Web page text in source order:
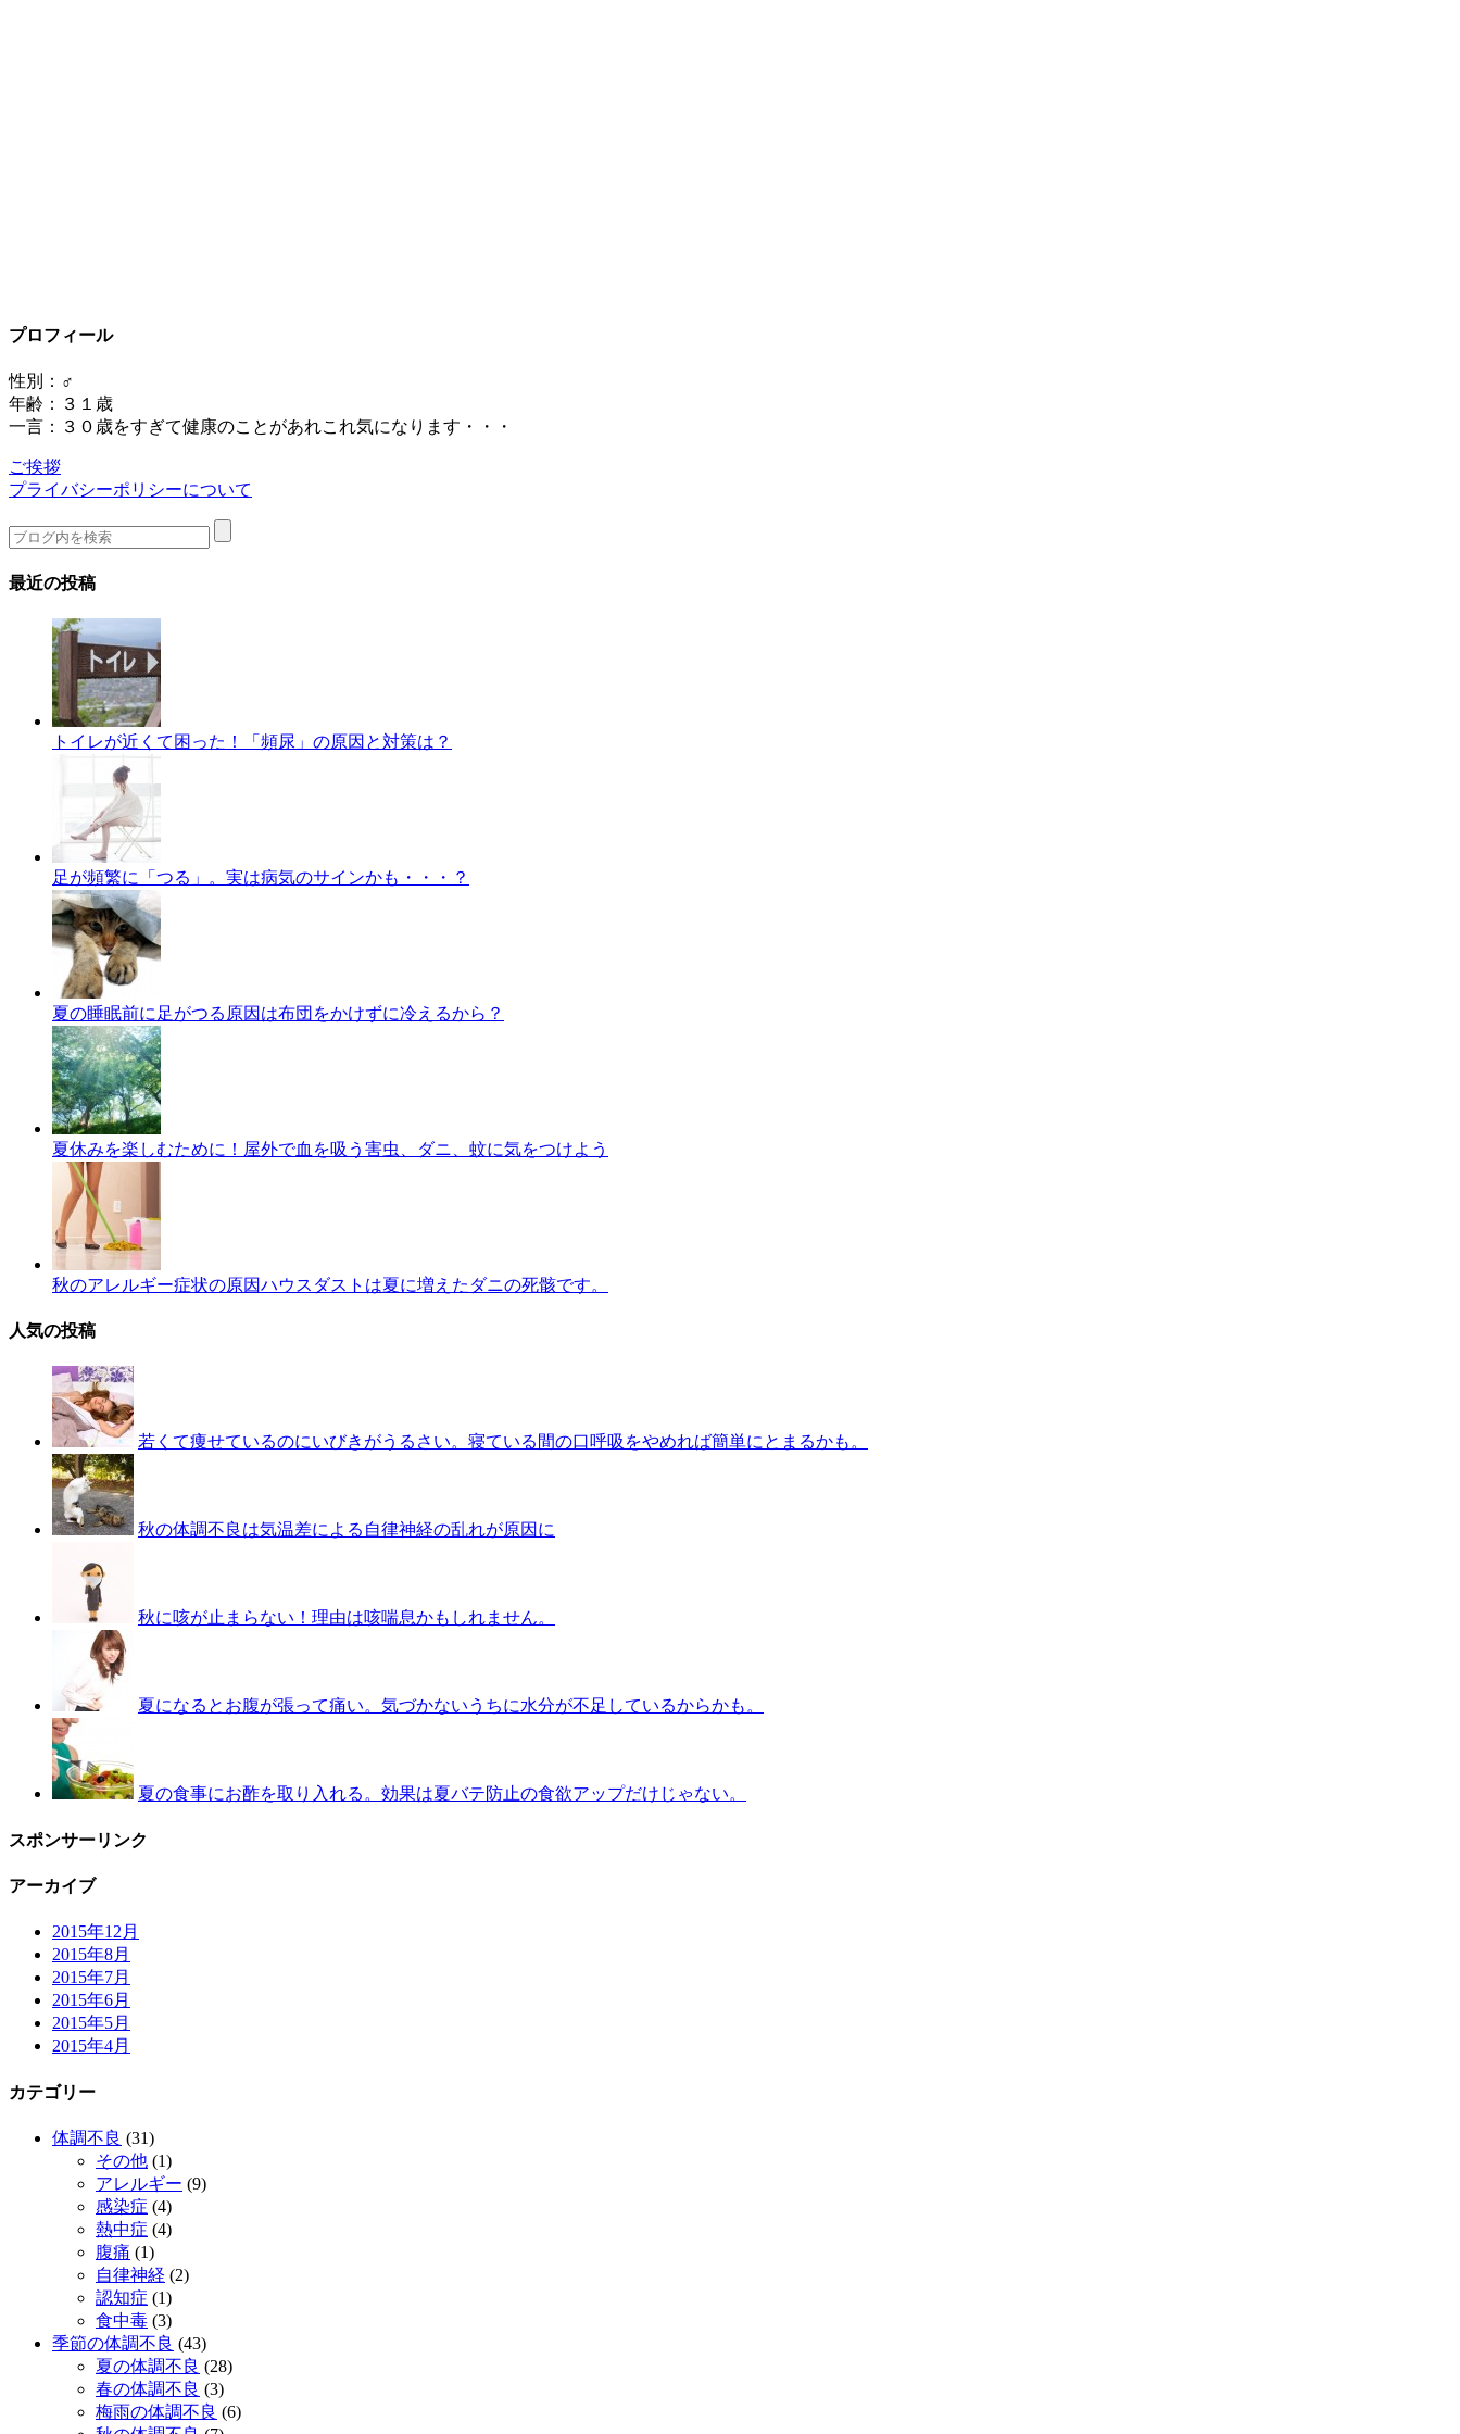
プロフィール
性別：♂
年齢：３１歳
一言：３０歳をすぎて健康のことがあれこれ気になります・・・
ご挨拶
プライバシーポリシーについて
最近の投稿
トイレが近くて困った！「頻尿」の原因と対策は？
足が頻繁に「つる」。実は病気のサインかも・・・？
夏の睡眠前に足がつる原因は布団をかけずに冷えるから？
夏休みを楽しむために！屋外で血を吸う害虫、ダニ、蚊に気をつけよう
秋のアレルギー症状の原因ハウスダストは夏に増えたダニの死骸です。
人気の投稿
若くて痩せているのにいびきがうるさい。寝ている間の口呼吸をやめれば簡単にとまるかも。
秋の体調不良は気温差による自律神経の乱れが原因に
秋に咳が止まらない！理由は咳喘息かもしれません。
夏になるとお腹が張って痛い。気づかないうちに水分が不足しているからかも。
夏の食事にお酢を取り入れる。効果は夏バテ防止の食欲アップだけじゃない。
スポンサーリンク
アーカイブ
2015年12月
2015年8月
2015年7月
2015年6月
2015年5月
2015年4月
カテゴリー
体調不良 (31)
その他 (1)
アレルギー (9)
感染症 (4)
熱中症 (4)
腹痛 (1)
自律神経 (2)
認知症 (1)
食中毒 (3)
季節の体調不良 (43)
夏の体調不良 (28)
春の体調不良 (3)
梅雨の体調不良 (6)